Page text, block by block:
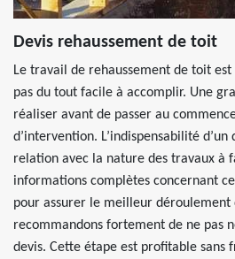
Devis rehaussement de toit
Le travail de rehaussement de toit est
pas du tout facile à accomplir. Une
réaliser avant de passer au
d’intervention. L’indispensabilité
relation avec la nature des travaux à
informations complètes concernant
pour assurer le meilleur déroulement
recommandons fortement de ne pas
devis. Cette étape est profitable sans